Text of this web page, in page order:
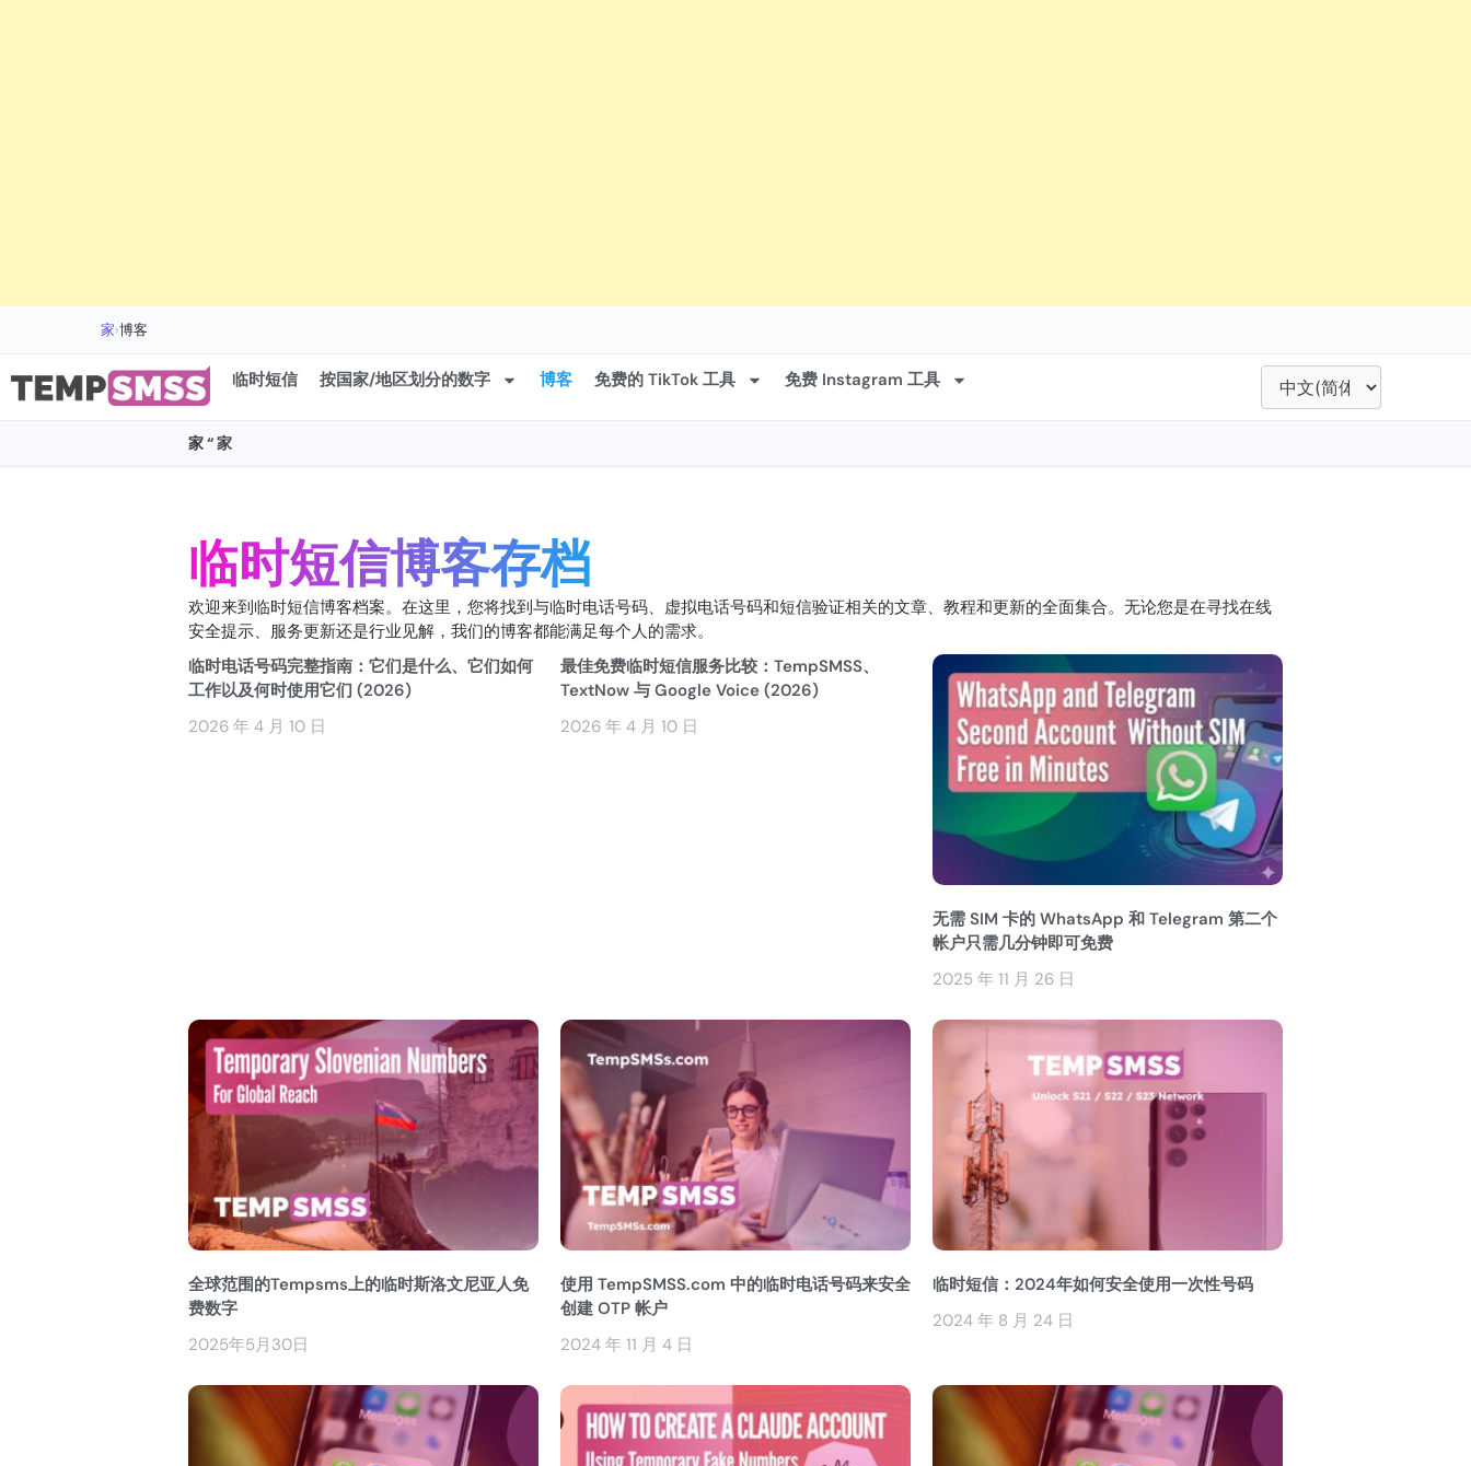
家›博客
临时短信 按国家/地区划分的数字 博客 免费的 TikTok 工具 免费 Instagram 工具
家“ 家
临时短信博客存档
欢迎来到临时短信博客档案。在这里，您将找到与临时电话号码、虚拟电话号码和短信验证相关的文章、教程和更新的全面集合。无论您是在寻找在线
安全提示、服务更新还是行业见解，我们的博客都能满足每个人的需求。
临时电话号码完整指南：它们是什么、它们如何
工作以及何时使用它们 (2026)
2026 年 4 月 10 日
最佳免费临时短信服务比较：TempSMSS、
TextNow 与 Google Voice (2026)
2026 年 4 月 10 日
无需 SIM 卡的 WhatsApp 和 Telegram 第二个
帐户只需几分钟即可免费
2025 年 11 月 26 日
全球范围的Tempsms上的临时斯洛文尼亚人免
费数字
2025年5月30日
使用 TempSMSS.com 中的临时电话号码来安全
创建 OTP 帐户
2024 年 11 月 4 日
临时短信：2024年如何安全使用一次性号码
2024 年 8 月 24 日